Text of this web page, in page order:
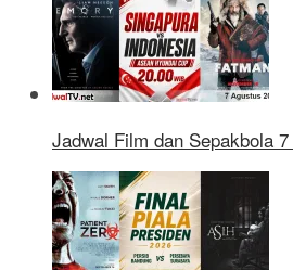
Jadwal Film dan Sepakbola